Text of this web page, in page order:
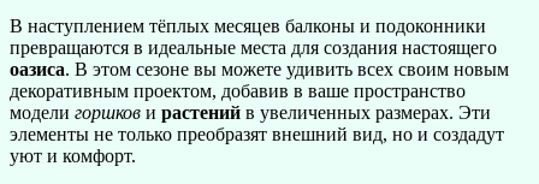
В наступлением тёплых месяцев балконы и подоконники
превращаются в идеальные места для создания настоящего
оазиса. В этом сезоне вы можете удивить всех своим новым
декоративным проектом, добавив в ваше пространство
модели горшков и растений в увеличенных размерах. Эти
элементы не только преобразят внешний вид, но и создадут
уют и комфорт.